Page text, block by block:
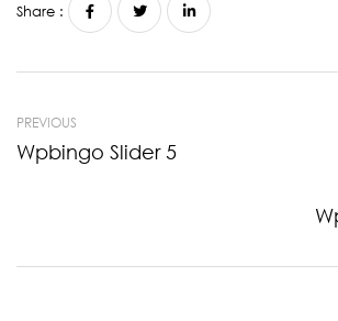
Share :
PREVIOUS
Wpbingo Slider 5